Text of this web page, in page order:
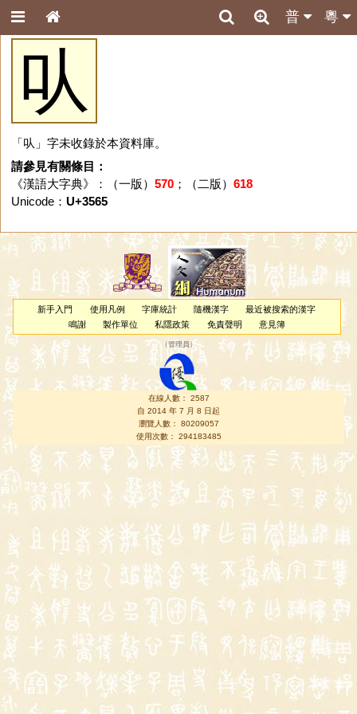
粵
普
㕥
「㕥」字未收錄於本資料庫。
請參見有關條目：
《漢語大字典》：（一版） 570；（二版） 618
Unicode： U+3565
新手入門 使用凡例 字庫統計 隨機漢字
最近被搜索的漢字
鳴謝
製作單位 私隱政策 免責聲明 意見簿
（管理員 ）
在線人數： 2587
自 2014 年 7 月 8 日起
瀏覽人數： 80209057
使用次數： 294183485